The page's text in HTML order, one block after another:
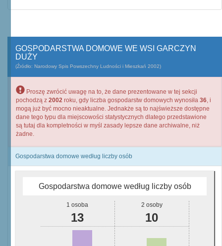
GOSPODARSTWA DOMOWE WE WSI GARCZYN
DUŻY
(Źródło: Narodowy Spis Powszechny Ludności i Mieszkań 2002)
Proszę zwrócić uwagę na to, że dane prezentowane w tej sekcji
pochodzą z 2002 roku, gdy liczba gospodarstw domowych wynosiła 36, i
mogą już być mocno nieaktualne. Jednakże są to najświeższe dostępne
dane tego typu dla miejscowości statystycznych dlatego przedstawione
są tutaj dla kompletności w myśl zasady lepsze dane archiwalne, niż
żadne.
Gospodarstwa domowe według liczby osób
Gospodarstwa domowe według liczby osób
1 osoba
13
2 osoby
10